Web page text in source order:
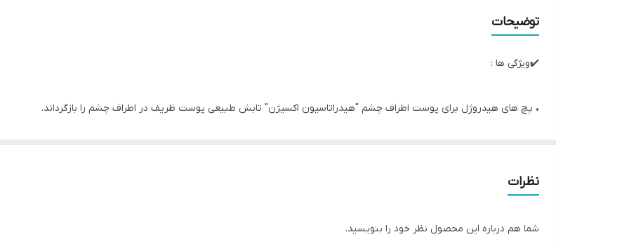
توضیحات
✔️ویژگی ها :
• پچ های هیدروژل برای پوست اطراف چشم "هیدراتاسیون اکسیژن" تابش طبیعی پوست ظریف در اطراف چشم را بازگرداند.
• دایره های تیره را کاهش می دهد و به چهره نگاه استراحت می دهد.
• اسید هیالورونیک پوست را با رطوبت اشباع می کند و به بهبود رنگ پوست و خاصیت ارتجاعی کمک می کند.
نظرات
شما هم درباره این محصول نظر خود را بنویسید.